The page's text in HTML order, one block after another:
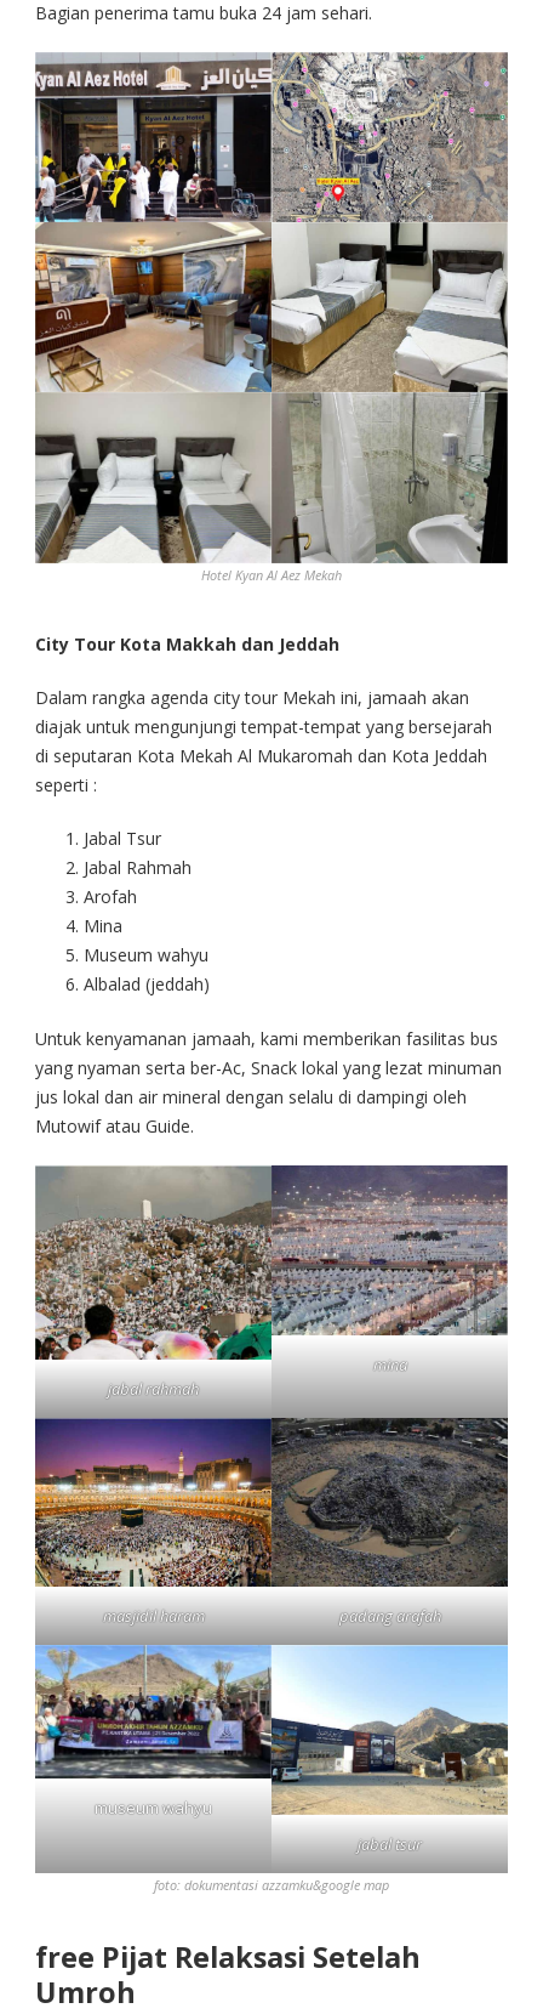
Bagian penerima tamu buka 24 jam sehari.
Hotel Kyan Al Aez Mekah
City Tour Kota Makkah dan Jeddah
Dalam rangka agenda city tour Mekah ini, jamaah akan
diajak untuk mengunjungi tempat-tempat yang bersejarah
di seputaran Kota Mekah Al Mukaromah dan Kota Jeddah
seperti :
Jabal Tsur
Jabal Rahmah
Arofah
Mina
Museum wahyu
Albalad (jeddah)
Untuk kenyamanan jamaah, kami memberikan fasilitas bus
yang nyaman serta ber-Ac, Snack lokal yang lezat minuman
jus lokal dan air mineral dengan selalu di dampingi oleh
Mutowif atau Guide.
jabal rahmah
mina
masjidil haram padang arafah
museum wahyu
jabal tsur
foto: dokumentasi azzamku&google map
free Pijat Relaksasi Setelah
Umroh